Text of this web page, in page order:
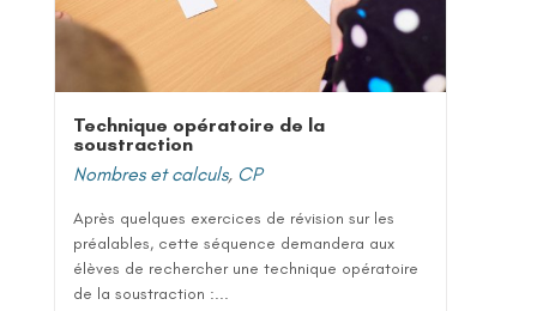
Technique opératoire de la
soustraction
Nombres et calculs, CP
Après quelques exercices de révision sur les
préalables, cette séquence demandera aux
élèves de rechercher une technique opératoire
de la soustraction :...